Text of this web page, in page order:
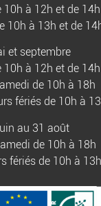
à 12h et de
10h à 13h et de
et septembre
10h à 12h et de
de 10h à 18h
fériés de 10h à
au 31 août
de 10h à 18h
fériés de 10h à 13h